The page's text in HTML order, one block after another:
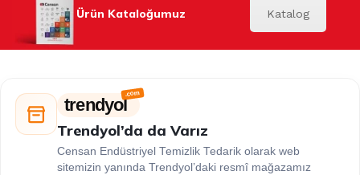
Ürün Kataloğumuz Katalog
trendyol
Trendyol’da da Varız
Censan Endüstriyel Temizlik Tedarik olarak web
sitemizin yanında Trendyol’daki resmî mağazamız